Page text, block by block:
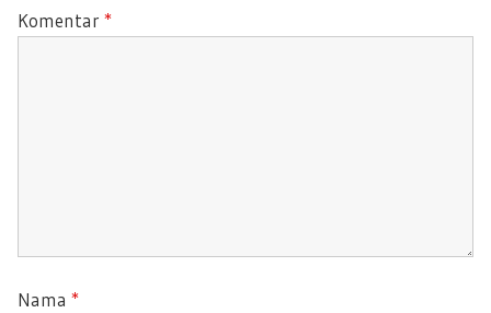
Komentar *
Nama *